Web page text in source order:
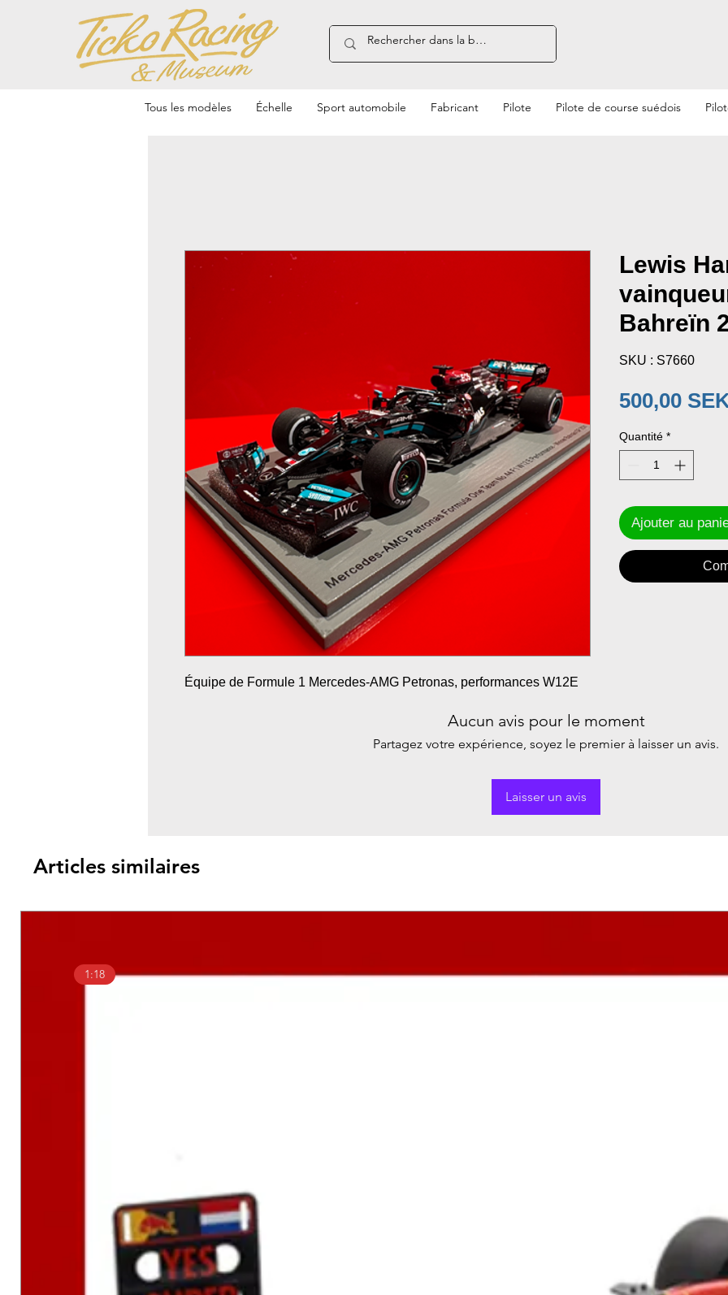
Tous les modèles Échelle Sport automobile Fabricant Pilote Pilote de course suédois
Équipe de Formule 1 Mercedes-AMG Petronas, performances W12E
Lewis
Bahreïn
SKU : S7660
500,00
Quantité *
Ajouter au
Aucun avis pour le moment
Partagez votre expérience, soyez le premier à laisser un avis.
Laisser un avis
Articles similaires
1:18